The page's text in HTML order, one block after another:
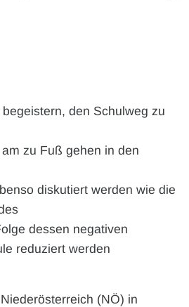
den Schulweg zu
zu Fuß gehen in den
diskutiert werden wie die
dessen negativen
reduziert werden
(NÖ) in